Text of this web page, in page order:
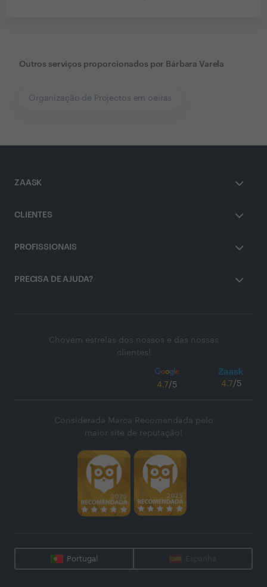
Outros serviços proporcionados por Bárbara Varela
Organização de Projectos em oeiras
ZAASK
CLIENTES
PROFISSIONAIS
PRECISA DE AJUDA?
Chovem estrelas dos nossos e das nossas
clientes!
4.7/5 4.7/5
Considerada Marca Recomendada pelo
maior site de reputação!
Portugal Espanha